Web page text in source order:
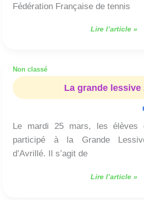
Fédération Française de tennis
Lire l’article »
Non classé
La grande lessive
Le mardi 25 mars, les élèves
participé à la Grande
d’Avrillé. Il s’agit de
grande
Lire l’article »